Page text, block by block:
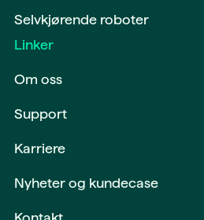
Selvkjørende roboter
Linker
Om oss
Support
Karriere
Nyheter og kundecase